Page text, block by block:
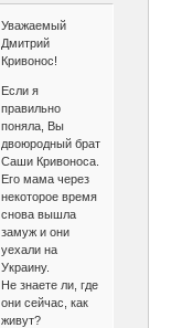
Уважаемый
Дмитрий
Кривонос!
Если я
правильно
поняла, Вы
двоюродный брат
Саши Кривоноса.
Его мама через
некоторое время
снова вышла
замуж и они
уехали на
Украину.
Не знаете ли, где
они сейчас, как
живут?